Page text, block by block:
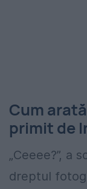
Cum
primit de
„Ceeee?”, a
dreptul